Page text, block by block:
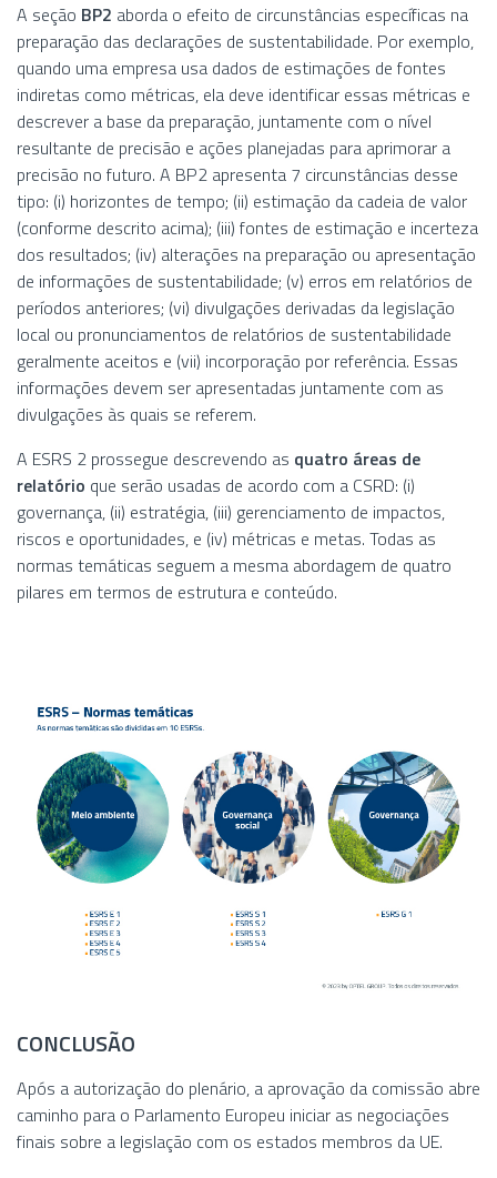
A seção BP2 aborda o efeito de circunstâncias específicas na
preparação das declarações de sustentabilidade. Por exemplo,
quando uma empresa usa dados de estimações de fontes
indiretas como métricas, ela deve identificar essas métricas e
descrever a base da preparação, juntamente com o nível
resultante de precisão e ações planejadas para aprimorar a
precisão no futuro. A BP2 apresenta 7 circunstâncias desse
tipo: (i) horizontes de tempo; (ii) estimação da cadeia de valor
(conforme descrito acima); (iii) fontes de estimação e incerteza
dos resultados; (iv) alterações na preparação ou apresentação
de informações de sustentabilidade; (v) erros em relatórios de
períodos anteriores; (vi) divulgações derivadas da legislação
local ou pronunciamentos de relatórios de sustentabilidade
geralmente aceitos e (vii) incorporação por referência. Essas
informações devem ser apresentadas juntamente com as
divulgações às quais se referem.
A ESRS 2 prossegue descrevendo as quatro áreas de
relatório que serão usadas de acordo com a CSRD: (i)
governança, (ii) estratégia, (iii) gerenciamento de impactos,
riscos e oportunidades, e (iv) métricas e metas. Todas as
normas temáticas seguem a mesma abordagem de quatro
pilares em termos de estrutura e conteúdo.
CONCLUSÃO
Após a autorização do plenário, a aprovação da comissão abre
caminho para o Parlamento Europeu iniciar as negociações
finais sobre a legislação com os estados membros da UE.